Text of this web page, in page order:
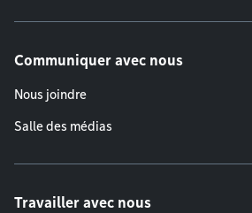
Communiquer avec nous
Nous joindre
Salle des médias
Travailler avec nous